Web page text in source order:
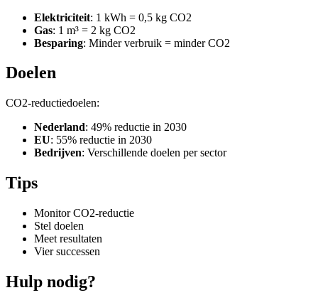
Elektriciteit: 1 kWh = 0,5 kg CO2
Gas: 1 m³ = 2 kg CO2
Besparing: Minder verbruik = minder CO2
Doelen
CO2-reductiedoelen:
Nederland: 49% reductie in 2030
EU: 55% reductie in 2030
Bedrijven: Verschillende doelen per sector
Tips
Monitor CO2-reductie
Stel doelen
Meet resultaten
Vier successen
Hulp nodig?